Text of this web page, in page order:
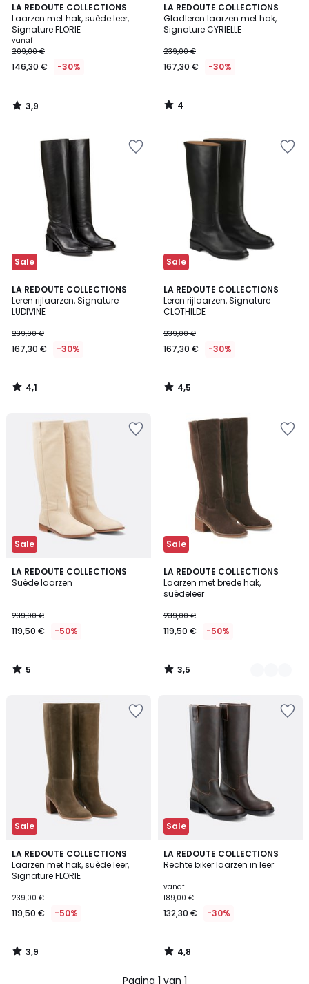
LA REDOUTE COLLECTIONS
Laarzen met hak, suède leer,
Signature FLORIE
Prijs
vanaf
146,30
In
plaats
209,00
korting
toegepast.
vanaf
209,00 €
146,30 € -30%
3,9
/ 5
3,9
/
LA REDOUTE COLLECTIONS
Gladleren laarzen met hak,
Signature CYRIELLE
239,00 €
167,30 € -30%
4
/
5
4
/
Sale
LA REDOUTE COLLECTIONS
Leren rijlaarzen, Signature
LUDIVINE
239,00 €
167,30 € -30%
4,1
/ 5
4,1
/
Sale
LA REDOUTE COLLECTIONS
Leren rijlaarzen, Signature
CLOTHILDE
239,00 €
167,30 € -30%
4,5
/ 5
4,5
/
Sale
LA REDOUTE COLLECTIONS
Suède laarzen
239,00 €
119,50 € -50%
5
/
5
/
Sale
LA REDOUTE COLLECTIONS
Laarzen met brede hak,
suèdeleer
239,00 €
119,50 € -50%
3,5
/ 5
2
Kleuren
3,5
/
Sale
LA REDOUTE COLLECTIONS
Laarzen met hak, suède leer,
Signature FLORIE
239,00 €
119,50 € -50%
3,9
/ 5
3,9
/
Sale
LA REDOUTE COLLECTIONS
Rechte biker laarzen in leer
vanaf
189,00 €
132,30 € -30%
4,8
/ 5
4,8
/
Pagina 1 van 1